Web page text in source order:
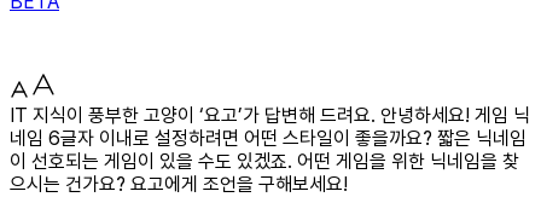
IT 지식이 풍부한 고양이 ‘요고’가 답변해 드려요. 안녕하세요! 게임 닉
네임 6글자 이내로 설정하려면 어떤 스타일이 좋을까요? 짧은 닉네임
이 선호되는 게임이 있을 수도 있겠죠. 어떤 게임을 위한 닉네임을 찾
으시는 건가요? 요고에게 조언을 구해보세요!